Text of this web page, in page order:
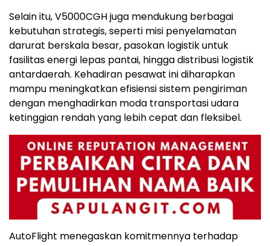
Selain itu, V5000CGH juga mendukung berbagai
kebutuhan strategis, seperti misi penyelamatan
darurat berskala besar, pasokan logistik untuk
fasilitas energi lepas pantai, hingga distribusi logistik
antardaerah. Kehadiran pesawat ini diharapkan
mampu meningkatkan efisiensi sistem pengiriman
dengan menghadirkan moda transportasi udara
ketinggian rendah yang lebih cepat dan fleksibel.
AutoFlight menegaskan komitmennya terhadap